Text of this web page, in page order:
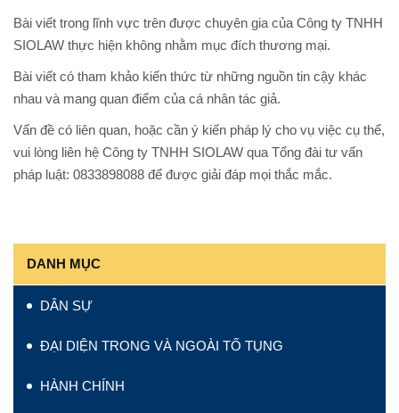
Bài viết trong lĩnh vực trên được chuyên gia của Công ty TNHH
SIOLAW thực hiện không nhằm mục đích thương mại.
Bài viết có tham khảo kiến thức từ những nguồn tin cậy khác
nhau và mang quan điểm của cá nhân tác giả.
Vấn đề có liên quan, hoặc cần ý kiến pháp lý cho vụ việc cụ thể,
vui lòng liên hệ Công ty TNHH SIOLAW qua Tổng đài tư vấn
pháp luật: 0833898088 để được giải đáp mọi thắc mắc.
DANH MỤC
DÂN SỰ
ĐẠI DIỆN TRONG VÀ NGOÀI TỐ TỤNG
HÀNH CHÍNH